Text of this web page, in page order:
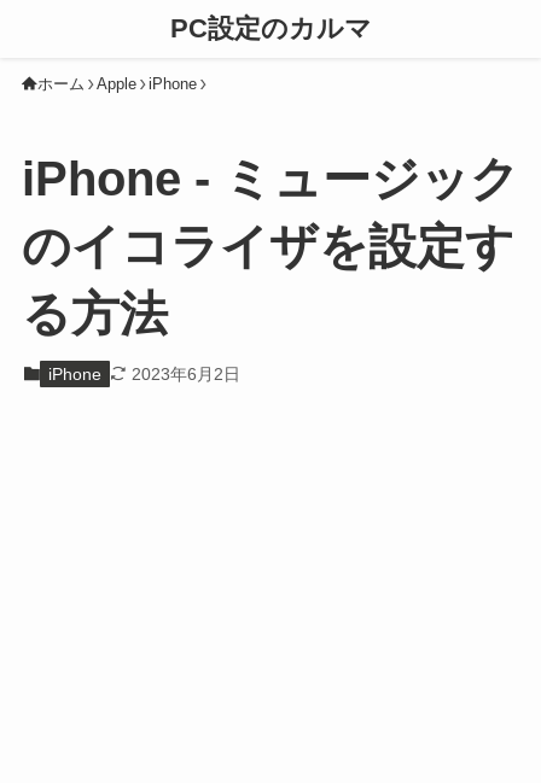
PC設定のカルマ
ホーム Apple iPhone
iPhone - ミュージック
のイコライザを設定す
る方法
iPhone 2023年6月2日